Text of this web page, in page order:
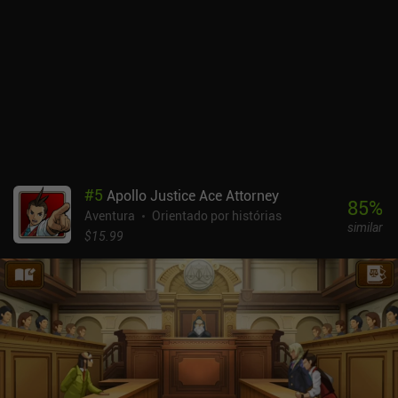
mas é divertida do início ao fim. E seu estilo de jogo de romance
visual o torna um ótimo primeiro jogo para "não jogadores"
também.
#5 Apollo Justice Ace Attorney
Aventura
Orientado por histórias
$15.99
85%
similar